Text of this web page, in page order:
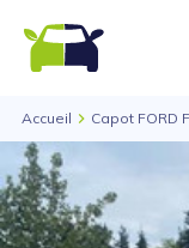
Accueil Capot FORD